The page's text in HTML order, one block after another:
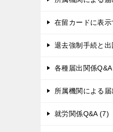
在留カードに表
退去強制手続と
各種届出関係
所属機関による
就労関係Q&A (7)